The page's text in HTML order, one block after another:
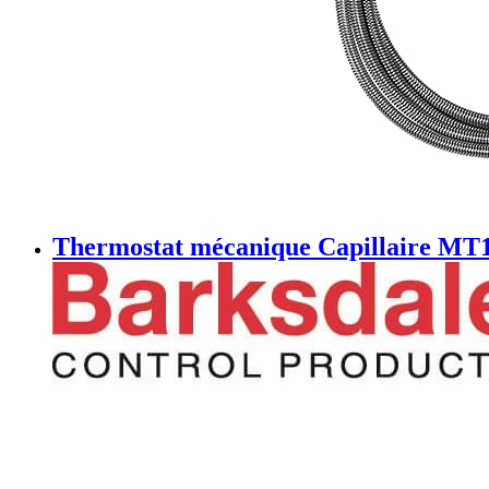
Thermostat mécanique Capillaire